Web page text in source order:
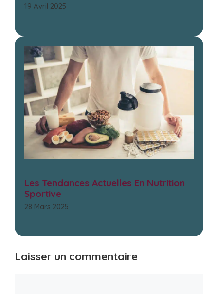
19 Avril 2025
Les Tendances Actuelles En Nutrition
Sportive
28 Mars 2025
Laisser un commentaire